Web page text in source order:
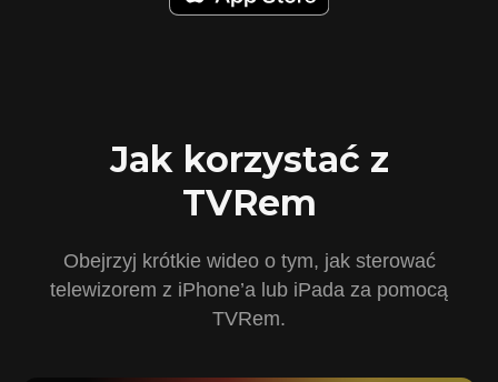
Jak korzystać z
TVRem
Obejrzyj krótkie wideo o tym, jak sterować
telewizorem z iPhone’a lub iPada za pomocą
TVRem.